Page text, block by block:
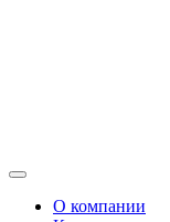
О компании